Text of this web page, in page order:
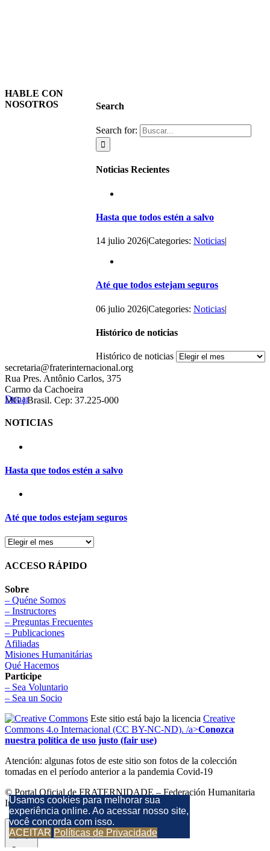
Search
Search for:
Noticias Recientes
Hasta que todos estén a salvo
14 julio 2026|Categories: Noticias|
Até que todos estejam seguros
06 julio 2026|Categories: Noticias|
Histórico de noticias
Histórico de noticias
HABLE CON
NOSOTROS
secretaria@fraterinternacional.org
Rua Pres. Antônio Carlos, 375
Carmo da Cachoeira
MG | Brasil. Cep: 37.225-000
Donar
NOTICIAS
Hasta que todos estén a salvo
Até que todos estejam seguros
ACCESO RÁPIDO
Sobre
– Quéne Somos
– Instructores
– Preguntas Frecuentes
– Publicaciones
Afiliadas
Misiones Humanitárias
Qué Hacemos
Participe
– Sea Voluntario
– Sea un Socio
Este sitio está bajo la licencia Creative
Commons 4.o Internacional (CC BY-NC-ND). /a>Conozca
nuestra política de uso justo (fair use)
Atención: algunas fotos de este sitio son fotos de la colección
tomadas en el período anterior a la pandemia Covid-19
© Portal Oficial de FRATERNIDADE – Federación Humanitaria
Internacional Todos los derechos reservados.
Usamos cookies para melhorar sua
experiência online. Ao acessar nosso site,
você concorda com isso.
ACEITAR Políticas de Privacidade